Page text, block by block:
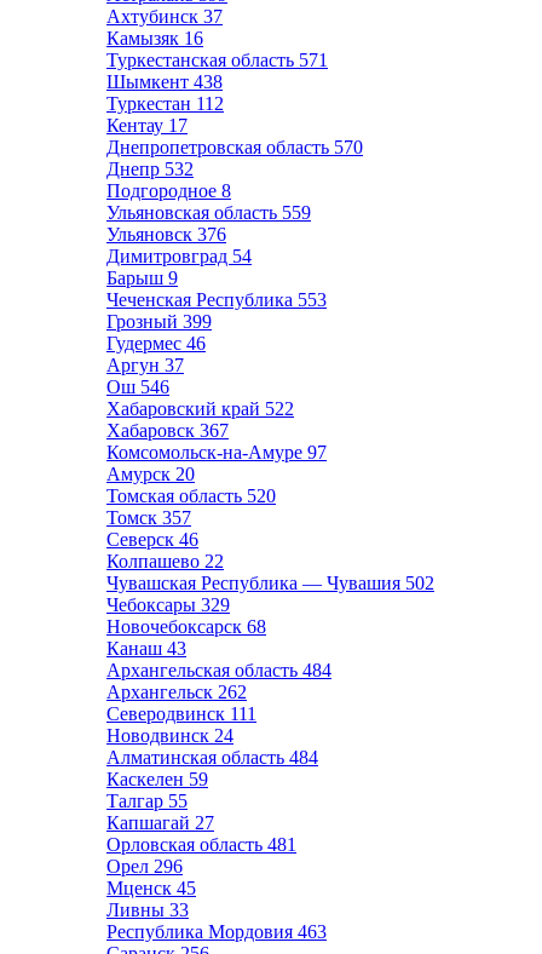
Ахтубинск 37
Камызяк 16
Туркестанская область 571
Шымкент 438
Туркестан 112
Кентау 17
Днепропетровская область 570
Днепр 532
Подгородное 8
Ульяновская область 559
Ульяновск 376
Димитровград 54
Барыш 9
Чеченская Республика 553
Грозный 399
Гудермес 46
Аргун 37
Ош 546
Хабаровский край 522
Хабаровск 367
Комсомольск-на-Амуре 97
Амурск 20
Томская область 520
Томск 357
Северск 46
Колпашево 22
Чувашская Республика — Чувашия 502
Чебоксары 329
Новочебоксарск 68
Канаш 43
Архангельская область 484
Архангельск 262
Северодвинск 111
Новодвинск 24
Алматинская область 484
Каскелен 59
Талгар 55
Капшагай 27
Орловская область 481
Орел 296
Мценск 45
Ливны 33
Республика Мордовия 463